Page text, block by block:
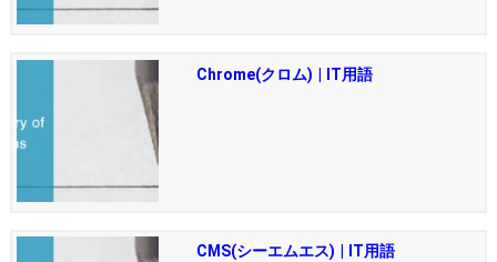
Chrome(クロム) | IT用語
CMS(シーエムエス) | IT用語